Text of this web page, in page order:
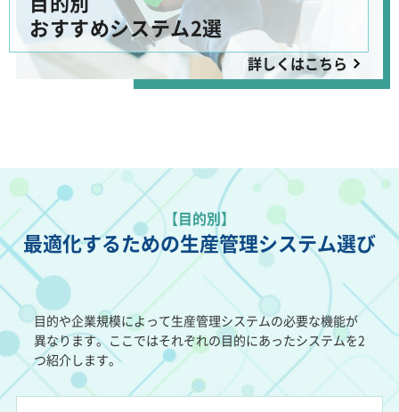
おすすめシステム2選
詳しくはこちら
【目的別】
最適化するための生産管理システム選び
目的や企業規模によって生産管理システムの必要な機能が
異なります。ここではそれぞれの目的にあったシステムを2
つ紹介します。